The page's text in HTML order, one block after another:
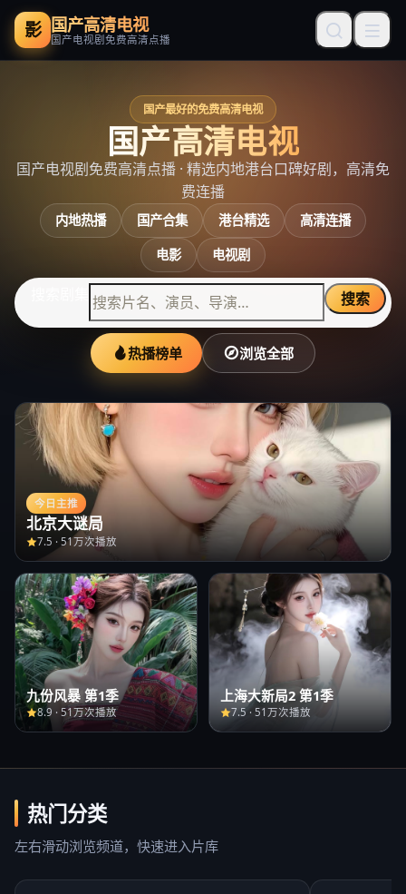
影 国产高清电视
国产电视剧免费高清点播
国产最好的免费高清电视
国产高清电视
国产电视剧免费高清点播 · 精选内地港台口碑好剧，高清免
费连播
内地热播 国产合集 港台精选
高清连播
电影
电视剧
搜索
热播榜单 浏览全部
今日主推
北京大谜局
7.5 · 51万次播放
九份风暴 第1季
8.9 · 51万次播放
上海大新局2 第1季
7.5· 51万次播放
热门分类
左右滑动浏览频道，快速进入片库